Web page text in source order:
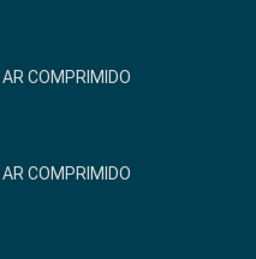
COMPRIMIDO
COMPRIMIDO